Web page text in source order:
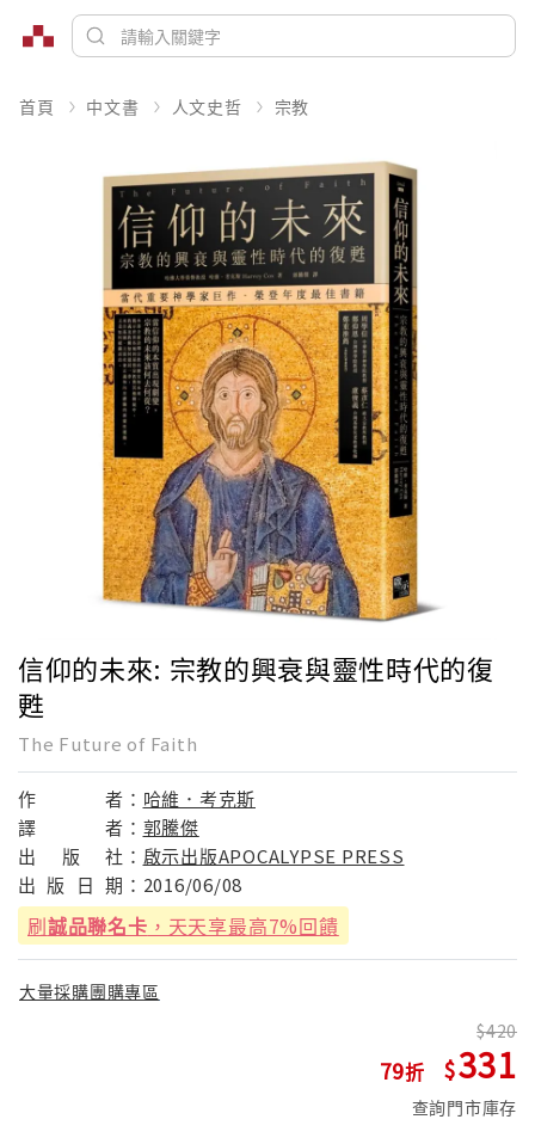
首頁 中文書 人文史哲 宗教
信仰的未來: 宗教的興衰與靈性時代的復
甦
The Future of Faith
作 者： 哈維．考克斯
譯
者： 郭騰傑
出
版 社： 啟示出版APOCALYPSE PRESS
出 版 日 期： 2016/06/08
刷誠品聯名卡 ，天天享最高7%回饋
大量採購團購專區
79
420
331
查詢門市庫存